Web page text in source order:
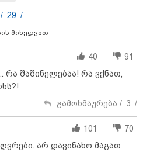
საქართველოში 164
- 57 პირს ამ დრომდე
29 /
მიხედვით
40
91
რა შაშინელებაა! რა ვქნათ,
გამოხმაურება / 3 /
101
70
არ დავინახო მაგათ